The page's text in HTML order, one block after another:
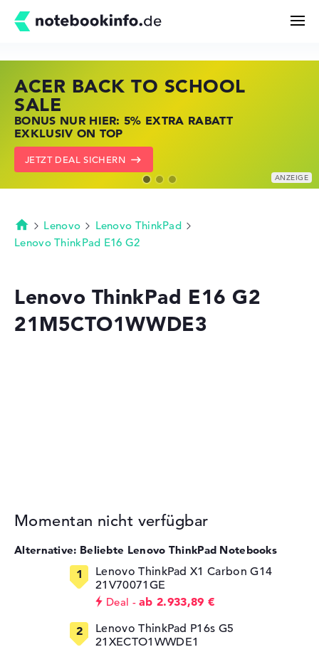
Kaufberatung
Technik & Wissen
Merkzettel
ACER BACK TO SCHOOL
SALE
BONUS NUR HIER: 5% EXTRA RABATT
EXKLUSIV ON TOP
JETZT DEAL SICHERN
HP STORE SSV DEALS
JETZT ZUGREIFEN: NOTEBOOKS BEI HP
KRÄFTIG REDUZIERT
ZU DEN HP ANGEBOTEN
LENOVO LAPTOP DEALS
NOTEBOOKS BEI LENOVO JETZT
KRÄFTIG REDUZIERT
LENOVO DEALS ZEIGEN
Startseite
Lenovo
Lenovo ThinkPad
Lenovo ThinkPad E16 G2
Lenovo ThinkPad E16 G2
21M5CTO1WWDE3
Momentan nicht verfügbar
Alternative: Beliebte Lenovo ThinkPad Notebooks
Lenovo ThinkPad X1 Carbon G14
21V70071GE
Deal
ab 2.933,89 €
Lenovo ThinkPad P16s G5
21XECTO1WWDE1